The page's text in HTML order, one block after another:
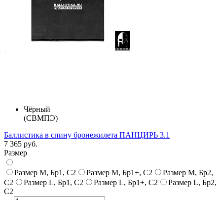
Чёрный
(СВМПЭ)
Баллистика в спину бронежилета ПАНЦИРЬ 3.1
7 365 руб.
Размер
Размер M, Бр1, С2 Размер M, Бр1+, С2
Размер M, Бр2,
С2
Размер L, Бр1, С2 Размер L, Бр1+, С2
Размер L, Бр2,
С2